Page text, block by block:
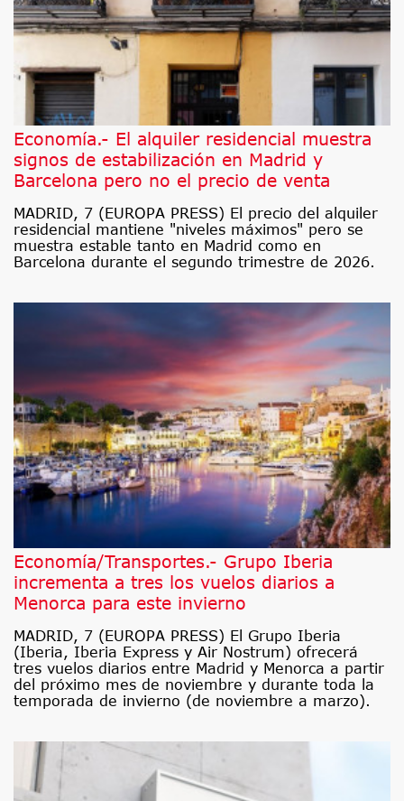
Economía.- El alquiler residencial muestra
signos de estabilización en Madrid y
Barcelona pero no el precio de venta
MADRID, 7 (EUROPA PRESS) El precio del alquiler
residencial mantiene "niveles máximos" pero se
muestra estable tanto en Madrid como en
Barcelona durante el segundo trimestre de 2026.
Economía/Transportes.- Grupo Iberia
incrementa a tres los vuelos diarios a
Menorca para este invierno
MADRID, 7 (EUROPA PRESS) El Grupo Iberia
(Iberia, Iberia Express y Air Nostrum) ofrecerá
tres vuelos diarios entre Madrid y Menorca a partir
del próximo mes de noviembre y durante toda la
temporada de invierno (de noviembre a marzo).